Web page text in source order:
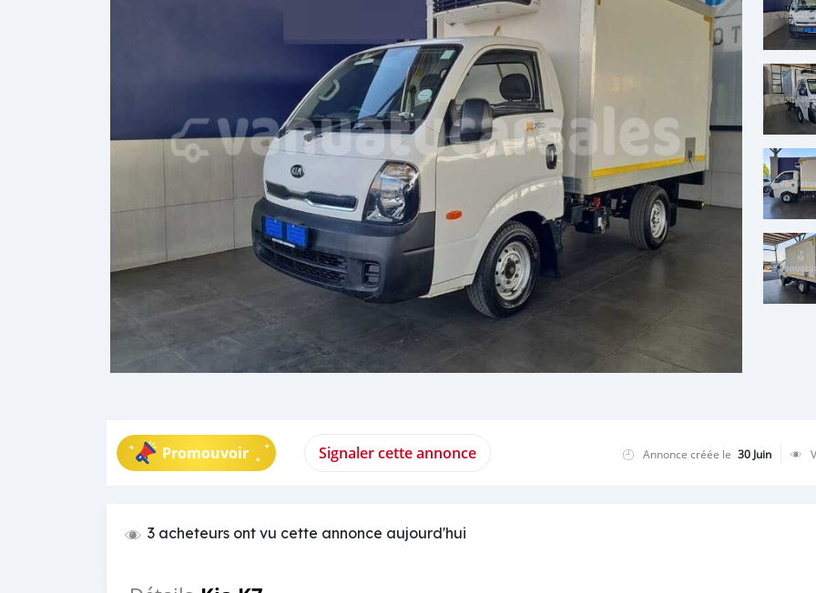
Promouvoir Signaler cette annonce Annonce créée le 30 Juin
3 acheteurs ont vu cette annonce aujourd'hui